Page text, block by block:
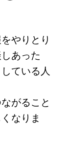
やりとり
あった
ている人
がること
なりま